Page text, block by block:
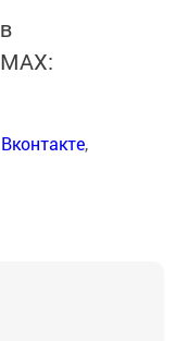
Вконтакте,